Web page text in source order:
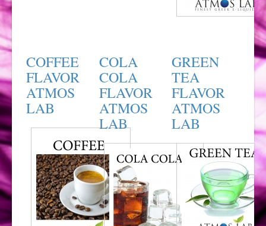
COFFEE
FLAVOR
ATMOS
LAB
COLA
COLA
FLAVOR
ATMOS
LAB
GREEN
TEA
FLAVOR
ATMOS
LAB